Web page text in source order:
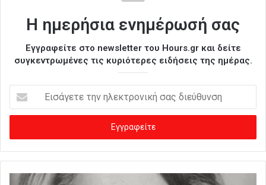
Η ημερήσια ενημέρωσή σας
Εγγραφείτε στο newsletter του Hours.gr και δείτε
συγκεντρωμένες τις κυριότερες ειδήσεις της ημέρας.
σ
γ
ε